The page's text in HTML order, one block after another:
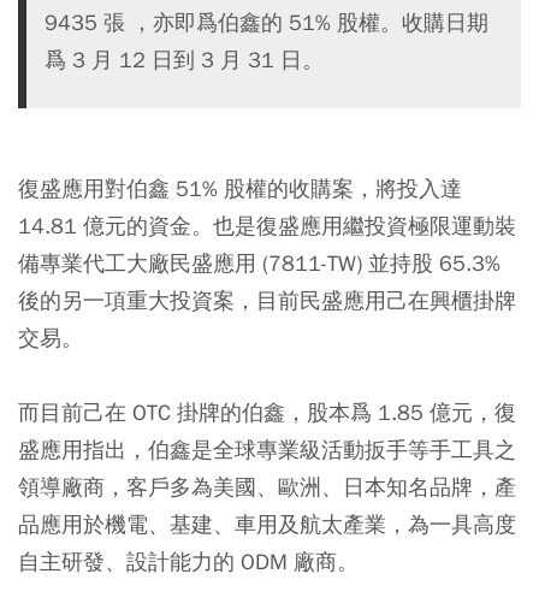
9435 張 ，亦即爲伯鑫的 51% 股權。收購日期
爲 3 月 12 日到 3 月 31 日。
復盛應用對伯鑫 51% 股權的收購案，將投入達
14.81 億元的資金。也是復盛應用繼投資極限運動裝
備專業代工大廠民盛應用 (7811-TW) 並持股 65.3%
後的另一項重大投資案，目前民盛應用己在興櫃掛牌
交易。
而目前己在 OTC 掛牌的伯鑫，股本爲 1.85 億元，復
盛應用指出，伯鑫是全球專業級活動扳手等手工具之
領導廠商，客戶多為美國、歐洲、日本知名品牌，產
品應用於機電、基建、車用及航太產業，為一具高度
自主研發、設計能力的 ODM 廠商。